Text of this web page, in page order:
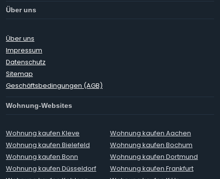
Über uns
Über uns
Impressum
Datenschutz
Sitemap
Geschäftsbedingungen (AGB)
Wohnung-Websites
Wohnung kaufen Kleve
Wohnung kaufen Aachen
Wohnung kaufen Bielefeld
Wohnung kaufen Bochum
Wohnung kaufen Bonn
Wohnung kaufen Dortmund
Wohnung kaufen Düsseldorf
Wohnung kaufen Frankfurt